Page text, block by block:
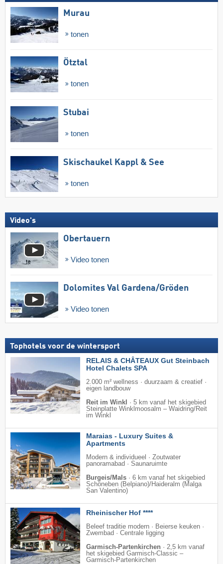
Murau
tonen
Ötztal
tonen
Stubai
tonen
Skischaukel Kappl & See
tonen
Video's
Obertauern
Video tonen
Dolomites Val Gardena/​Gröden
Video tonen
Tophotels voor de wintersport
RELAIS & CHÂTEAUX Gut Steinbach
Hotel Chalets SPA
2.000 m² wellness · duurzaam & creatief ·
eigen landbouw
Reit im Winkl
· 5 km vanaf het skigebied
Steinplatte Winklmoosalm – Waidring/​Reit
im Winkl
Maraias - Luxury Suites &
Apartments
Modern & individueel · Zoutwater
panoramabad · Saunaruimte
Burgeis/Mals · 6 km vanaf het skigebied
Schöneben (Belpiano)/​Haideralm (Malga
San Valentino)
Rheinischer Hof ****
Beleef traditie modern · Beierse keuken ·
Zwembad · Centrale ligging
Garmisch-Partenkirchen · 2,5 km vanaf
het skigebied Garmisch-Classic –
Garmisch-Partenkirchen